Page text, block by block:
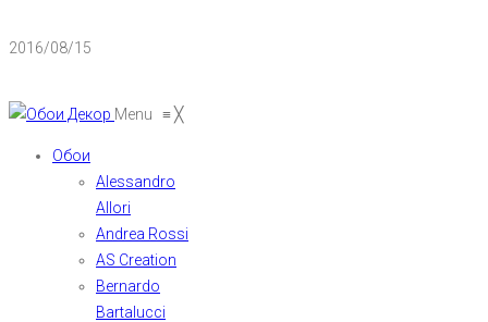
2016/08/15
Menu ≡╳
Обои
Alessandro
Allori
Andrea Rossi
AS Creation
Bernardo
Bartalucci